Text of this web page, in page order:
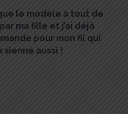
le modèle à tout de
ma fille et j’ai déjà
pour mon fil qui
aussi !